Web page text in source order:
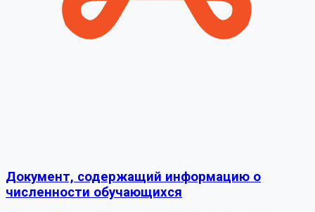
Документ, содержащий информацию о
численности обучающихся